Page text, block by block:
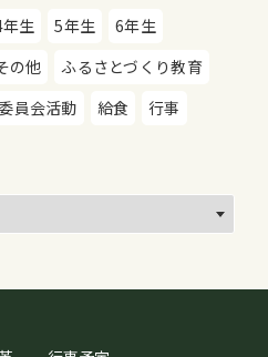
生 5年生
6年生
の他
ふるさとづくり教育
員会活動 給食 行事